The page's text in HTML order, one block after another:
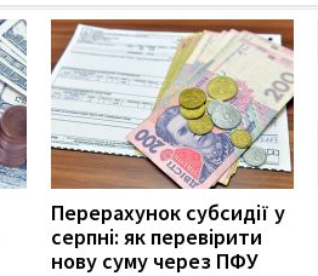
Перерахунок субсидії у
серпні: як перевірити
нову суму через ПФУ